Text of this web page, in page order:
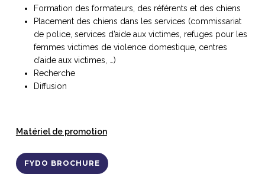
Formation des formateurs, des référents et des chiens
Placement des chiens dans les services (commissariat
de police, services d’aide aux victimes, refuges pour les
femmes victimes de violence domestique, centres
d’aide aux victimes, …)
Recherche
Diffusion
Matériel de promotion
FYDO BROCHURE